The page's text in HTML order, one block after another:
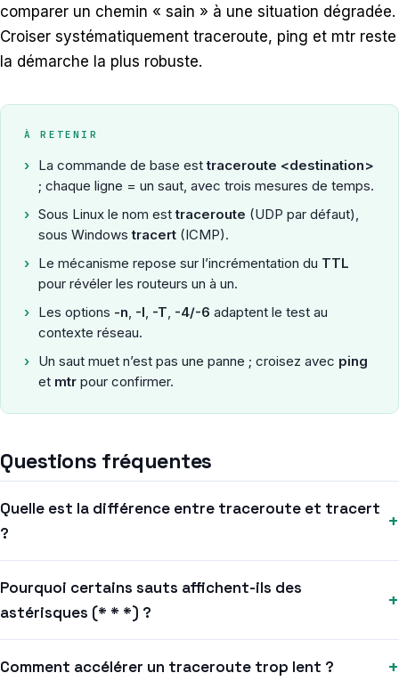
comparer un chemin « sain » à une situation dégradée.
Croiser systématiquement traceroute, ping et mtr reste
la démarche la plus robuste.
À RETENIR
› La commande de base esttraceroute <destination>
; chaque ligne = un saut, avec trois mesures de temps.
› Sous Linux le nom esttraceroute (UDP par défaut),
sous Windowstracert (ICMP).
› Le mécanisme repose sur l’incrémentation du TTL
pour révéler les routeurs un à un.
› Les options -n, -I, -T, -4/-6 adaptent le test au
contexte réseau.
› Un saut muet n’est pas une panne ; croisez avec ping
et mtr pour confirmer.
Questions fréquentes
Quelle est la différence entre traceroute et tracert
?
+
Pourquoi certains sauts affichent-ils des
astérisques (* * *) ?
+
Comment accélérer un traceroute trop lent ? +